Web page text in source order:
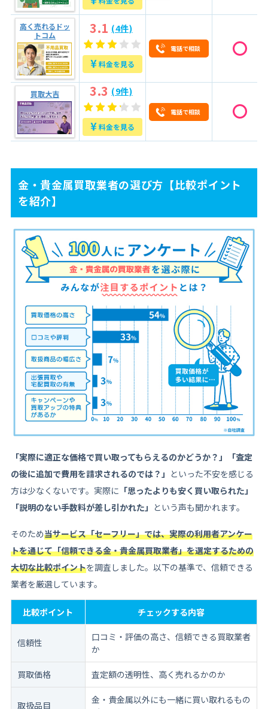
高く売れるドッ
トコム
3.1 (4件)
¥料金を見る
電話で相談
買取大吉 3.3 (9件)
¥料金を見る
電話で相談
金・貴金属買取業者の選び方【比較ポイント
を紹介】
「実際に適正な価格で買い取ってもらえるのかどうか？」「査定
の後に追加で費用を請求されるのでは？」 といった不安を感じる
方は少なくないです。実際に 「思ったよりも安く買い取られた」
「説明のない手数料が差し引かれた」 という声も聞かれます。
そのため当サービス「セーフリー」では、実際の利用者アンケー
トを通じて「信頼できる金・貴金属買取業者」を選定するための
大切な比較ポイントを調査しました。以下の基準で、信頼できる
業者を厳選しています。
比較ポイント チェックする内容
信頼性
口コミ・評価の高さ、信頼できる買取業者
か
買取価格 査定額の透明性、高く売れるかのか
取扱品目
金・貴金属以外にも一緒に買い取れるもの